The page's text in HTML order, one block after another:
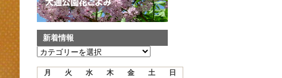
新着情報
新
月 火 水 木 金 土 日